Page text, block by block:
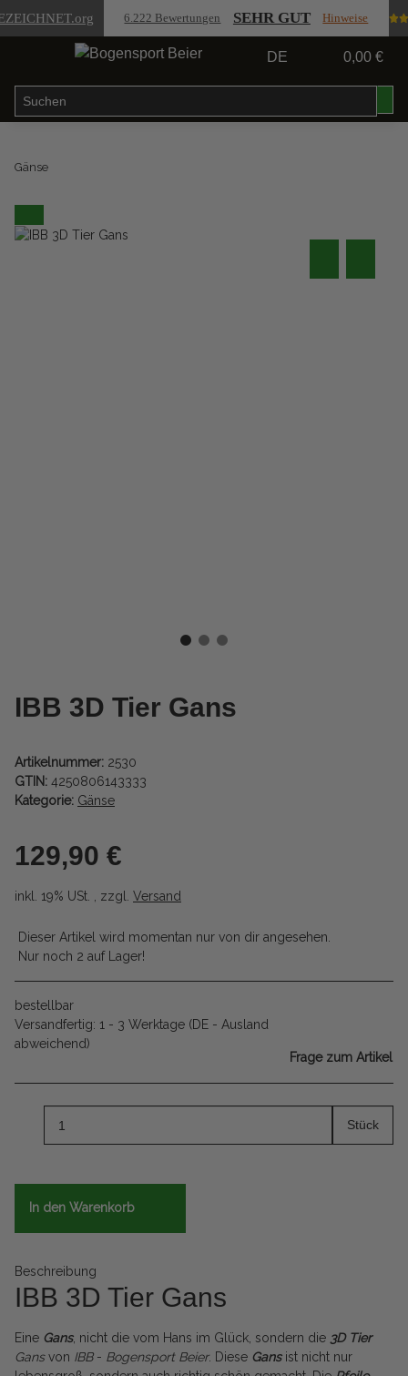
.org 6.222 Bewertungen SEHR GUT Hinweise
DE 0,00 €
Gänse
IBB 3D Tier Gans
Artikelnummer: 2530
GTIN: 4250806143333
Kategorie: Gänse
129,90 €
inkl. 19% USt. , zzgl. Versand
Dieser Artikel wird momentan nur von dir angesehen.
Nur noch 2 auf Lager!
bestellbar
Versandfertig: 1 - 3 Werktage (DE - Ausland
abweichend)
Frage zum Artikel
Stück
In den Warenkorb
Beschreibung
IBB 3D Tier Gans
Eine Gans, nicht die vom Hans im Glück, sondern die 3D Tier
Gansvon IBB- Bogensport Beier. Diese Gans ist nicht nur